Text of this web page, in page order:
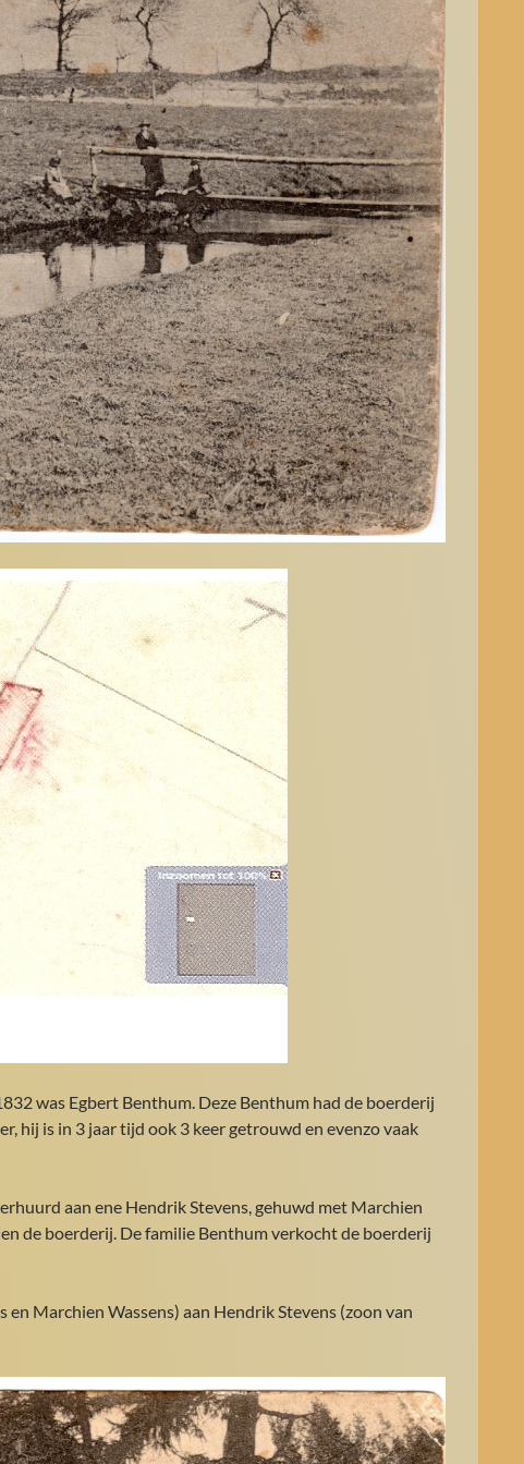
was Egbert Benthum. Deze Benthum had de boerderij
hij is in 3 jaar tijd ook 3 keer getrouwd en evenzo vaak
aan ene Hendrik Stevens, gehuwd met Marchien
de boerderij. De familie Benthum verkocht de boerderij
Marchien Wassens) aan Hendrik Stevens (zoon van